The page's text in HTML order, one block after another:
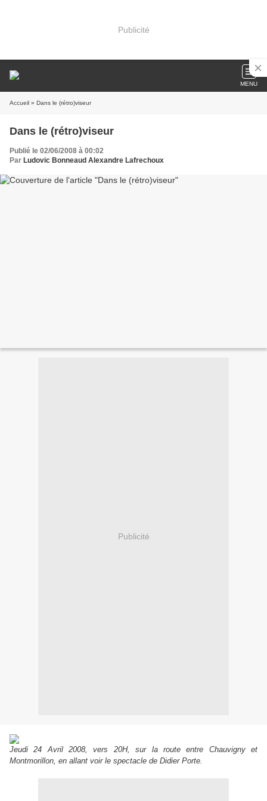
Publicité
MENU
Accueil » Dans le (rétro)viseur
Dans le (rétro)viseur
Publié le 02/06/2008 à 00:02
Par Ludovic Bonneaud Alexandre Lafrechoux
Publicité
Jeudi 24 Avril 2008, vers 20H, sur la route entre Chauvigny et
Montmorillon, en allant voir le spectacle de Didier Porte.